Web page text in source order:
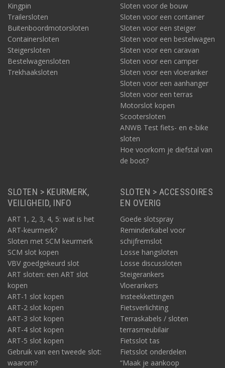
Kingpin
Trailersloten
Buitenboordmotorsloten
Containersloten
Steigersloten
Bestelwagensloten
Trekhaaksloten
Sloten voor de bouw
Sloten voor een container
Sloten voor een steiger
Sloten voor een bestelwagen
Sloten voor een caravan
Sloten voor een camper
Sloten voor een vloeranker
Sloten voor een aanhanger
Sloten voor een terras
Motorslot kopen
Scootersloten
ANWB Test fiets- en e-bike
sloten
Hoe voorkom je diefstal van
de boot?
SLOTEN > KEURMERK,
VEILIGHEID, INFO
ART 1, 2, 3, 4, 5: wat is het
ART-keurmerk?
Sloten met SCM keurmerk
SCM slot kopen
VBV goedgekeurd slot
ART sloten: een ART slot
kopen
ART-1 slot kopen
ART-2 slot kopen
ART-3 slot kopen
ART-4 slot kopen
ART-5 slot kopen
Gebruik van een tweede slot:
waarom?
SLOTEN > ACCESSOIRES
EN OVERIG
Goede slotspray
Reminderkabel voor
schijfremslot
Losse hangsloten
Losse discussloten
Steigerankers
Vloerankers
Insteekkettingen
Fietsverlichting
Terraskabels / sloten
terrasmeubilair
Fietsslot tas
Fietsslot onderdelen
“Maak je aankoop